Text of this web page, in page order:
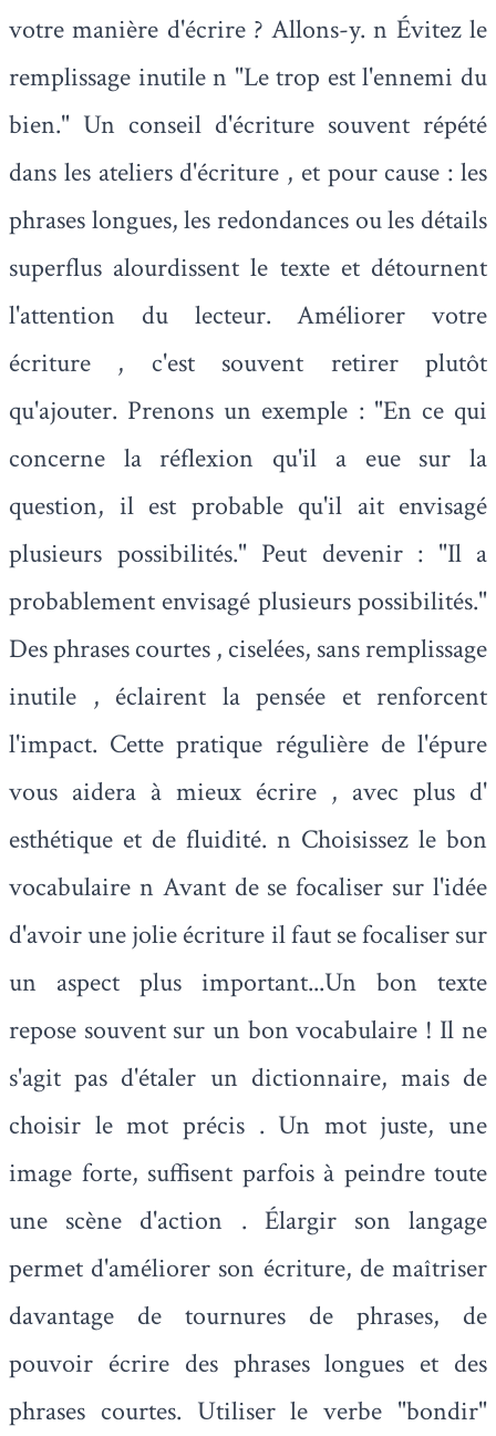
votre manière d'écrire ? Allons-y. n Évitez le
remplissage inutile n "Le trop est l'ennemi du
bien." Un conseil d'écriture souvent répété
dans les ateliers d'écriture , et pour cause : les
phrases longues, les redondances ou les détails
superflus alourdissent le texte et détournent
l'attention du lecteur. Améliorer votre
écriture , c'est souvent retirer plutôt
qu'ajouter. Prenons un exemple : "En ce qui
concerne la réflexion qu'il a eue sur la
question, il est probable qu'il ait envisagé
plusieurs possibilités." Peut devenir : "Il a
probablement envisagé plusieurs possibilités."
Des phrases courtes , ciselées, sans remplissage
inutile , éclairent la pensée et renforcent
l'impact. Cette pratique régulière de l'épure
vous aidera à mieux écrire , avec plus d'
esthétique et de fluidité. n Choisissez le bon
vocabulaire n Avant de se focaliser sur l'idée
d'avoir une jolie écriture il faut se focaliser sur
un aspect plus important...Un bon texte
repose souvent sur un bon vocabulaire ! Il ne
s'agit pas d'étaler un dictionnaire, mais de
choisir le mot précis . Un mot juste, une
image forte, suffisent parfois à peindre toute
une scène d'action . Élargir son langage
permet d'améliorer son écriture, de maîtriser
davantage de tournures de phrases, de
pouvoir écrire des phrases longues et des
phrases courtes. Utiliser le verbe "bondir"